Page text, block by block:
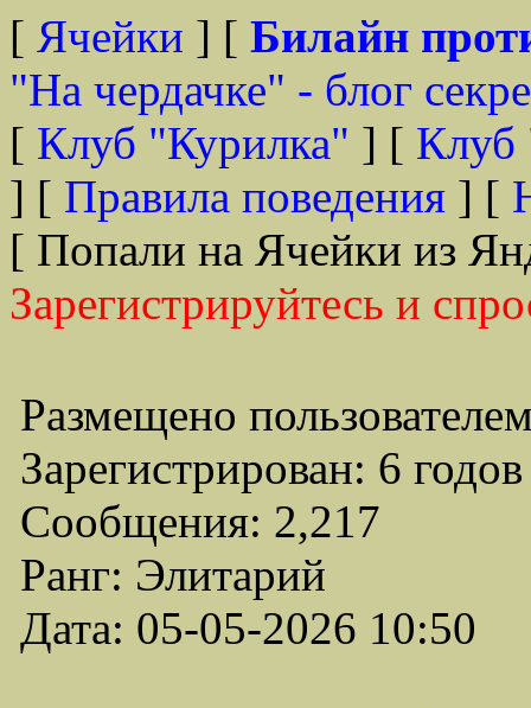
[ Ячейки ] [ Билайн
"На чердачке" - блог
[ Клуб "Курилка" ] [ Клуб
] [ Правила поведения ] [
[ Попали на Ячейки из
Зарегистрируйтесь и
Размещено
Зарегистрирован: 6
Сообщения: 2,217
Ранг: Элитарий
Дата: 05-05-2026 10:50